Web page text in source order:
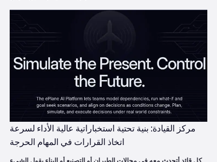
مركز القيادة: بنية تحتية استخباراتية عالية الأداء لسرعة
اتخاذ القرارات في المهام الحرجة
كل قائد أتحدث معه في مجالات الطيران أو التصنيع أو البناء يقول الشيء